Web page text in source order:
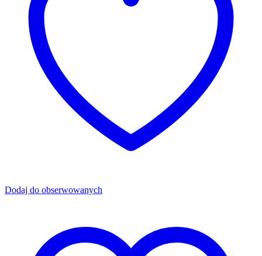
Dodaj do obserwowanych